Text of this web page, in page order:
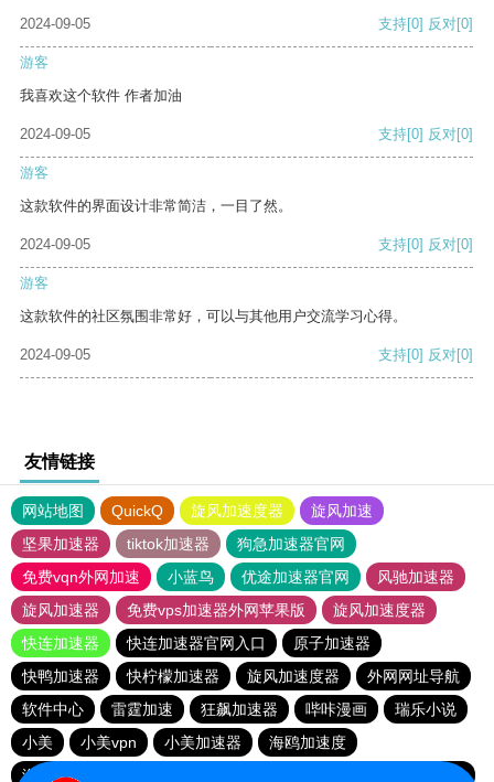
2024-09-05 支持[0] 反对[0]
游客
我喜欢这个软件 作者加油
2024-09-05 支持[0] 反对[0]
游客
这款软件的界面设计非常简洁，一目了然。
2024-09-05 支持[0] 反对[0]
游客
这款软件的社区氛围非常好，可以与其他用户交流学习心得。
2024-09-05 支持[0] 反对[0]
友情链接
网站地图 QuickQ 旋风加速度器
旋风加速
坚果加速器
tiktok加速器
狗急加速器官网
免费vqn外网加速
小蓝鸟 优途加速器官网
风驰加速器
旋风加速器
免费vps加速器外网苹果版
旋风加速度器
快连加速器
快连加速器官网入口
原子加速器
快鸭加速器
快柠檬加速器 旋风加速度器
外网网址导航
软件中心
雷霆加速 狂飙加速器 哔咔漫画
瑞乐小说
小美
小美vpn 小美加速器
海鸥加速度
海鸥加速器下载
雷霆加速